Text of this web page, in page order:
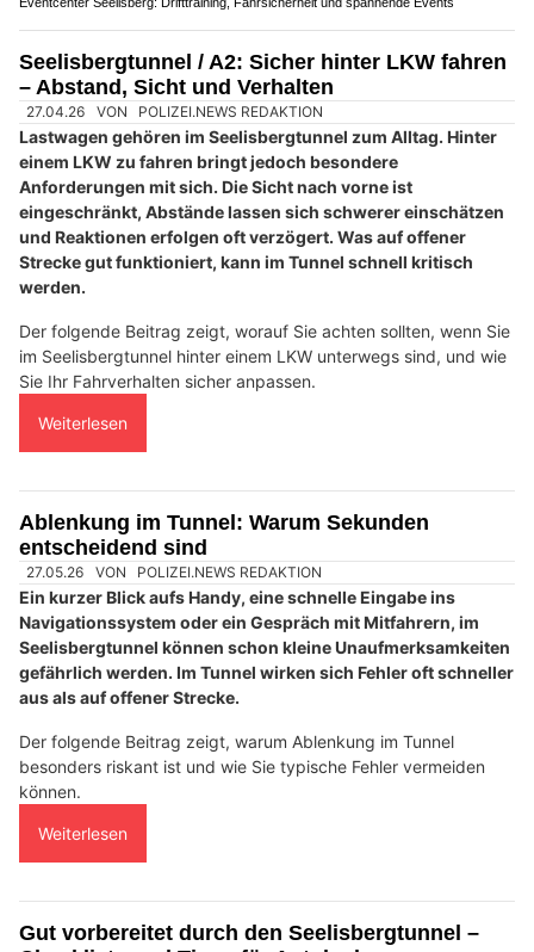
der Tunnel gesperrt ist und wie es nun weitergeht.
Verkehrsteilnehmenden.
Der folgende Beitrag erklärt, aus welchen Gründen der
Seelisbergtunnel gesperrt werden kann, wie der Verkehr in
solchen Situationen geregelt wird und worauf Autofahrer
achten sollten.
Weiterlesen
Eventcenter Seelisberg: Drifttraining, Fahrsicherheit und spannende Events
Seelisbergtunnel / A2: Sicher hinter LKW fahren
– Abstand, Sicht und Verhalten